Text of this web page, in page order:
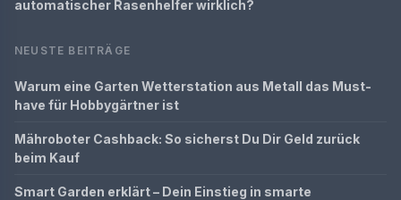
automatischer Rasenhelfer wirklich?
NEUSTE BEITRÄGE
Warum eine Garten Wetterstation aus Metall das Must-
have für Hobbygärtner ist
Mähroboter Cashback: So sicherst Du Dir Geld zurück
beim Kauf
Smart Garden erklärt – Dein Einstieg in smarte